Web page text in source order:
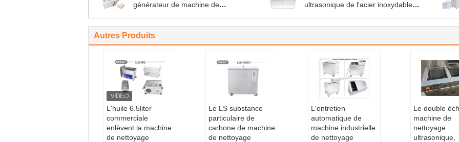
générateur de machine de
ultrasonique de l'acier inoxydable
Autres Produits
L'huile 6.5liter
commerciale
enlèvent la machine
de nettoyage
Le LS substance
particulaire de
carbone de machine
de nettoyage
L'entretien
automatique de
machine industrielle
de nettoyage
Le double
machine de
nettoyage
ultrasonique,